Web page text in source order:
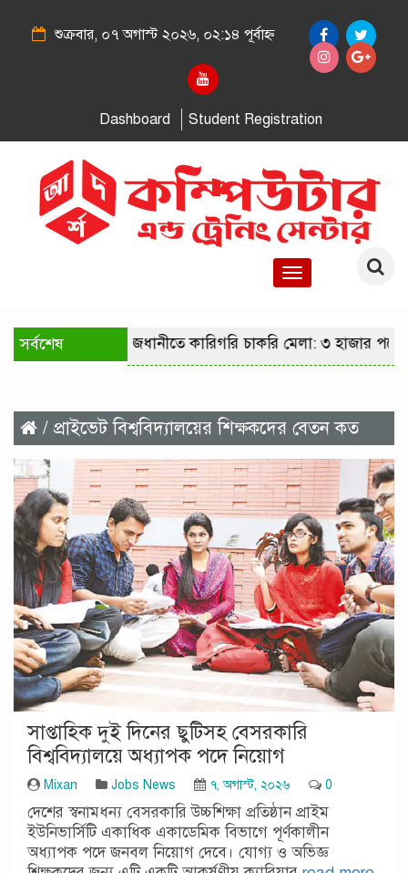
শুক্রবার, ০৭ অগাস্ট ২০২৬, ০২:১৪ পূর্বাহ্ন
Dashboard Student Registration
Toggle
সর্বশেষ রাজধানীতে কারিগরি চাকরি মেলা: ৩ হাজার
/ প্রাইভেট বিশ্ববিদ্যালয়ের শিক্ষকদের বেতন কত
সাপ্তাহিক দুই দিনের ছুটিসহ বেসরকারি
বিশ্ববিদ্যালয়ে অধ্যাপক পদে নিয়োগ
Mixan Jobs News ৭, অগাস্ট, ২০২৬ 0
দেশের স্বনামধন্য বেসরকারি উচ্চশিক্ষা প্রতিষ্ঠান প্রাইম
ইউনিভার্সিটি একাধিক একাডেমিক বিভাগে পূর্ণকালীন
অধ্যাপক পদে জনবল নিয়োগ দেবে। যোগ্য ও অভিজ্ঞ